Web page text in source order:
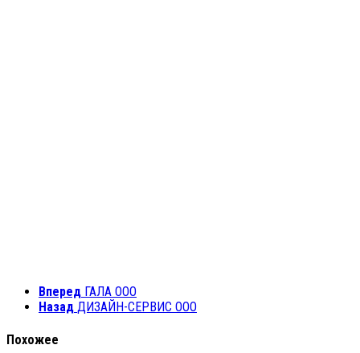
Вперед ГАЛА ООО
Назад ДИЗАЙН-СЕРВИС ООО
Похожее